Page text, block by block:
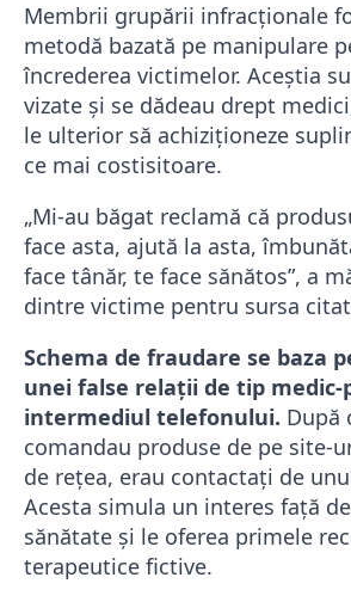
Membrii grupării infracționale
metodă bazată pe manipulare
încrederea victimelor. Aceștia
vizate și se dădeau drept
le ulterior să achiziționeze
ce mai costisitoare.
„Mi-au băgat reclamă că
face asta, ajută la asta,
face tânăr, te face sănătos”, a
dintre victime pentru sursa
Schema de fraudare se baza
unei false relații de tip
intermediul telefonului. După
comandau produse de pe site-
de rețea, erau contactați de
Acesta simula un interes față
sănătate și le oferea primele
terapeutice fictive.